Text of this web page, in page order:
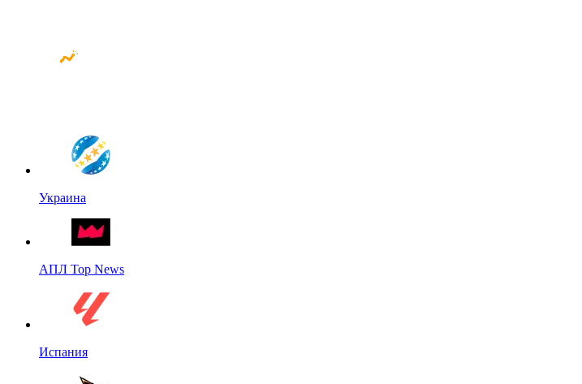
Украина
АПЛ Top News
Испания